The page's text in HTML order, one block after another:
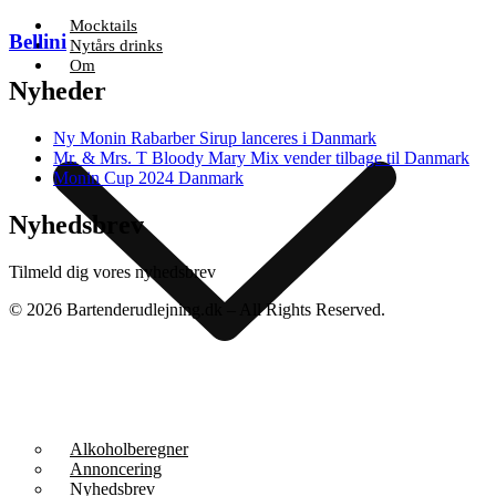
Mocktails
Nytårs drinks
Om
Alkoholberegner
Annoncering
Nyhedsbrev
Bellini
Nyheder
Ny Monin Rabarber Sirup lanceres i Danmark
Mr. & Mrs. T Bloody Mary Mix vender tilbage til Danmark
Monin Cup 2024 Danmark
Nyhedsbrev
Tilmeld dig vores nyhedsbrev
© 2026 Bartenderudlejning.dk – All Rights Reserved.